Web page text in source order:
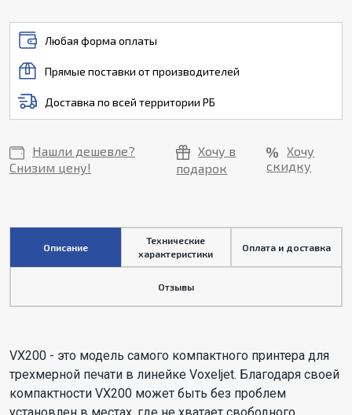
Любая форма оплаты
Прямые поставки от производителей
Доставка по всей территории РБ
Нашли дешевле?
Снизим цену!
Хочу в
подарок
Хочу
скидку
Описание
Технические
характеристики
Оплата и доставка
Отзывы
VX200 - это модель самого компактного принтера для
трехмерной печати в линейке Voxeljet. Благодаря своей
компактности VX200 может быть без проблем